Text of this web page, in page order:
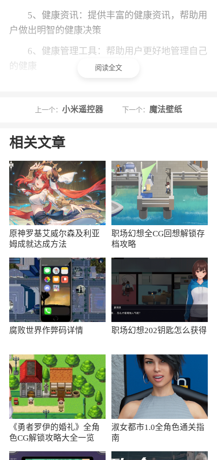
5、健康资讯：提供丰富的健康资讯，帮助用
户做出明智的健康决策
6、健康管理工具：帮助用户更好地管理自己
的健康
1、药品功效和禁忌分享服务，在软件平台上
事项等经验，提供参考和警示
2、购药很方便。如果你需要购买药品或了解
医药健康知识，那么药小迪绝对是一个值得推荐
的选择
更新日志
- 更新了一些功能。
阅读全文
上一个：小米遥控器 下一个： 魔法壁纸
相关文章
原神罗基艾威尔森及利亚
姆成就达成方法
职场幻想全CG回想解锁存
档攻略
腐败世界作弊码详情 职场幻想202钥匙怎么获得
《勇者罗伊的婚礼》全角
色CG解锁攻略大全一览
淑女都市1.0全角色通关指
南